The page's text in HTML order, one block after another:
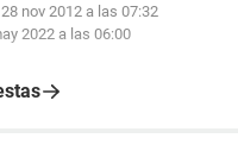
28 nov 2012 a las 07:32
2022 a las 06:00